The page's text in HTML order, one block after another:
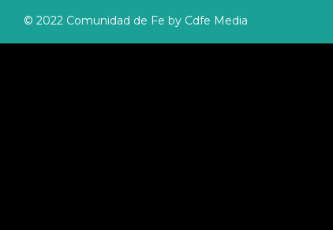
© 2022 Comunidad de Fe by Cdfe Media